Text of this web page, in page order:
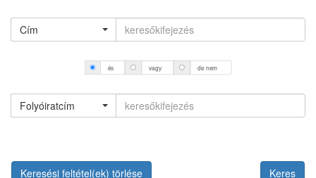
Cím
és vagy de nem
Folyóiratcím
Keresési feltétel(ek) törlése